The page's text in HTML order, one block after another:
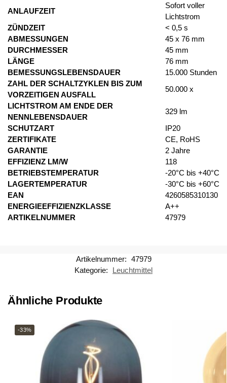
ANLAUFZEIT
Sofort voller
Lichtstrom
ZÜNDZEIT
< 0,5 s
ABMESSUNGEN
45 x 76 mm
DURCHMESSER
45 mm
LÄNGE
76 mm
BEMESSUNGSLEBENSDAUER
15.000 Stunden
ZAHL DER SCHALTZYKLEN BIS ZUM
VORZEITIGEN AUSFALL
50.000 x
LICHTSTROM AM ENDE DER
NENNLEBENSDAUER
329 lm
SCHUTZART
IP20
ZERTIFIKATE
CE, RoHS
GARANTIE
2 Jahre
EFFIZIENZ LM/W
118
BETRIEBSTEMPERATUR
-20°C bis +40°C
LAGERTEMPERATUR
-30°C bis +60°C
EAN
4260585310130
ENERGIEEFFIZIENZKLASSE
A++
ARTIKELNUMMER
47979
Artikelnummer: 47979
Kategorie:
Leuchtmittel
Ähnliche Produkte
-33%